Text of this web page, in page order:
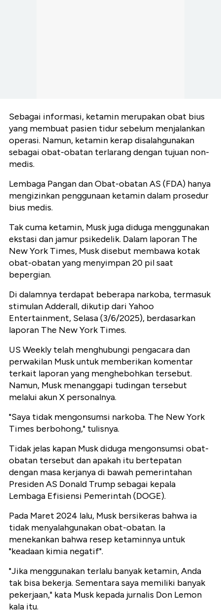
Sebagai informasi, ketamin merupakan obat bius
yang membuat pasien tidur sebelum menjalankan
operasi. Namun, ketamin kerap disalahgunakan
sebagai obat-obatan terlarang dengan tujuan non-
medis.
Lembaga Pangan dan Obat-obatan AS (FDA) hanya
mengizinkan penggunaan ketamin dalam prosedur
bius medis.
Tak cuma ketamin, Musk juga diduga menggunakan
ekstasi dan jamur psikedelik. Dalam laporan The
New York Times, Musk disebut membawa kotak
obat-obatan yang menyimpan 20 pil saat
bepergian.
Di dalamnya terdapat beberapa narkoba, termasuk
stimulan Adderall, dikutip dari Yahoo
Entertainment, Selasa (3/6/2025), berdasarkan
laporan The New York Times.
US Weekly telah menghubungi pengacara dan
perwakilan Musk untuk memberikan komentar
terkait laporan yang menghebohkan tersebut.
Namun, Musk menanggapi tudingan tersebut
melalui akun X personalnya.
"Saya tidak mengonsumsi narkoba. The New York
Times berbohong," tulisnya.
Tidak jelas kapan Musk diduga mengonsumsi obat-
obatan tersebut dan apakah itu bertepatan
dengan masa kerjanya di bawah pemerintahan
Presiden AS Donald Trump sebagai kepala
Lembaga Efisiensi Pemerintah (DOGE).
Pada Maret 2024 lalu, Musk bersikeras bahwa ia
tidak menyalahgunakan obat-obatan. Ia
menekankan bahwa resep ketaminnya untuk
"keadaan kimia negatif".
"Jika menggunakan terlalu banyak ketamin, Anda
tak bisa bekerja. Sementara saya memiliki banyak
pekerjaan," kata Musk kepada jurnalis Don Lemon
kala itu.